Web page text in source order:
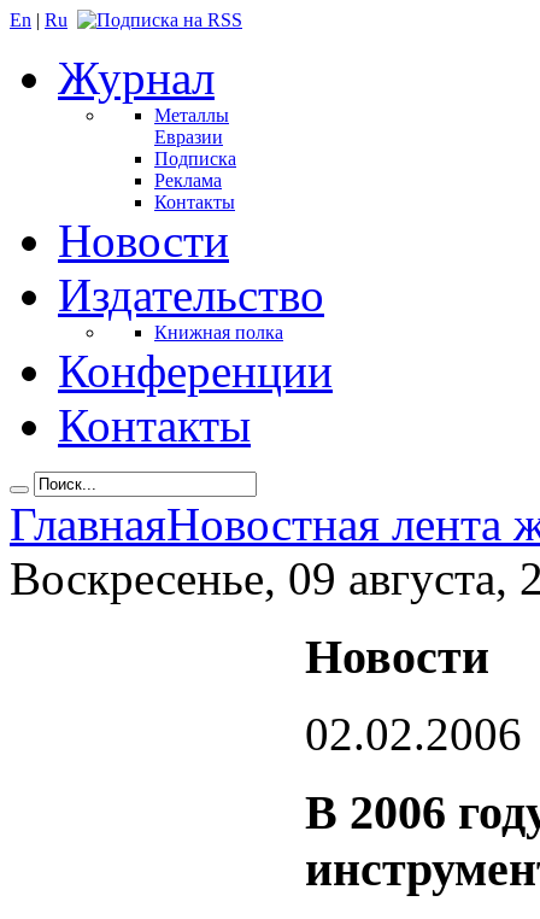
En | Ru
Журнал
Металлы
Евразии
Подписка
Реклама
Контакты
Новости
Издательство
Книжная полка
Конференции
Контакты
ГлавнаяНовостная лента
Воскресенье, 09 августа,
Новости
02.02.2006
В 2006